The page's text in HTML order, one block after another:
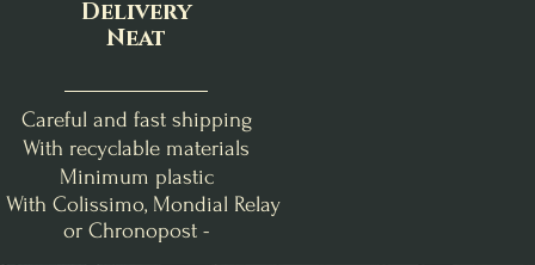
Clémentine Vanillée
Brise Fraîche
Poire-Freesia
Delivery
Neat
Careful and fast shipping
With recyclable materials
Minimum plastic
With Colissimo, Mondial Relay
or Chronopost -